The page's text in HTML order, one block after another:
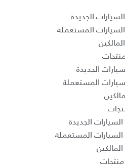
الجديدة
المستعملة
الجديدة
المستعملة
الجديدة
المستعملة